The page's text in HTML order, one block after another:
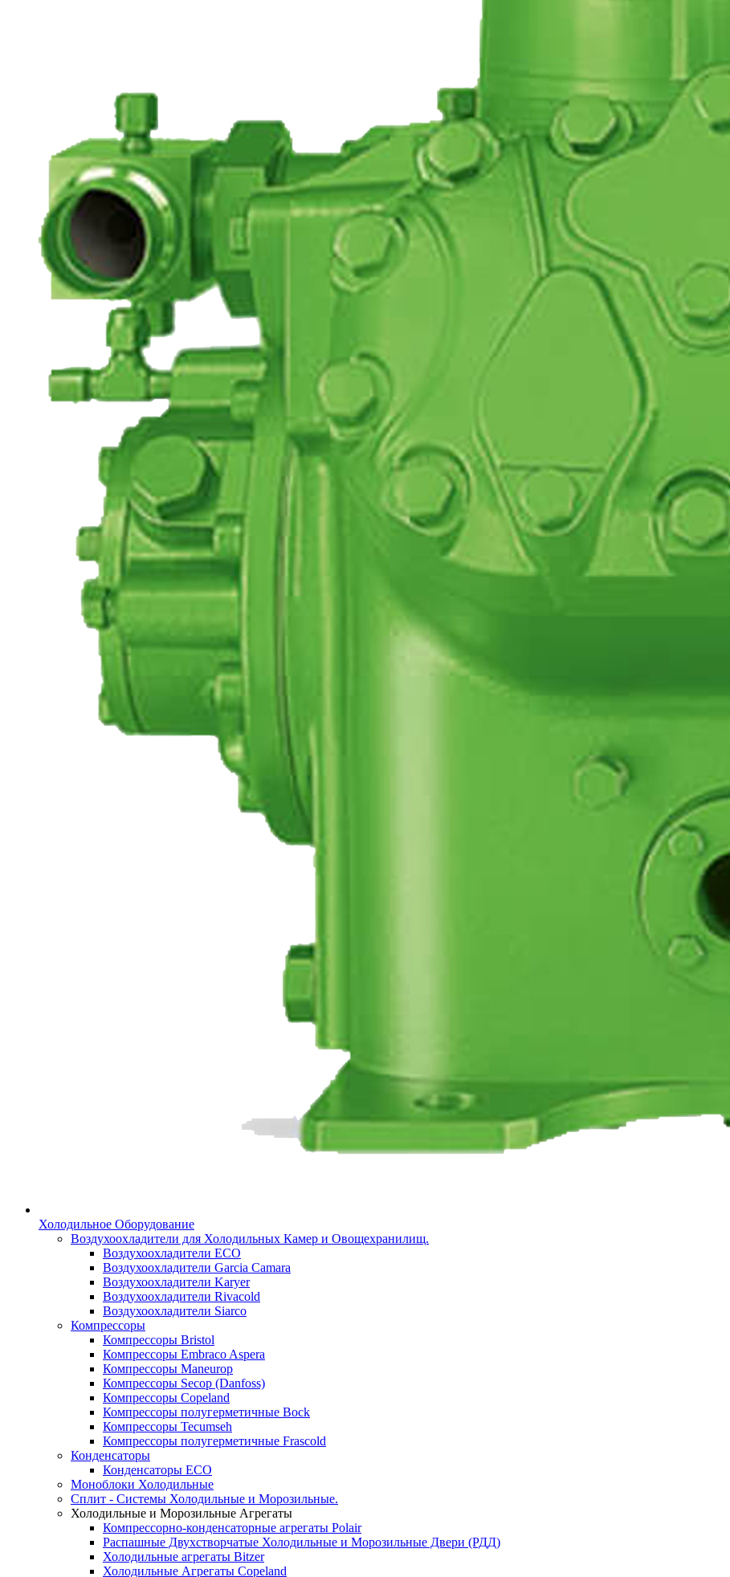
Холодильное Оборудование
Воздухоохладители для Холодильных Камер и Овощехранилищ.
Воздухоохладители ECO
Воздухоохладители Garcia Camara
Воздухоохладители Karyer
Воздухоохладители Rivacold
Воздухоохладители Siarco
Компрессоры
Компрессоры Bristol
Компрессоры Embraco Aspera
Компрессоры Maneurop
Компрессоры Secop (Danfoss)
Компрессоры Copeland
Компрессоры полугерметичные Bock
Компрессоры Tecumseh
Компрессоры полугерметичные Frascold
Конденсаторы
Конденсаторы ECO
Моноблоки Холодильные
Сплит - Системы Холодильные и Морозильные.
Холодильные и Морозильные Агрегаты
Компрессорно-конденсаторные агрегаты Polair
Распашные Двухстворчатые Холодильные и Морозильные Двери (РДД)
Холодильные агрегаты Bitzer
Холодильные Агрегаты Copeland